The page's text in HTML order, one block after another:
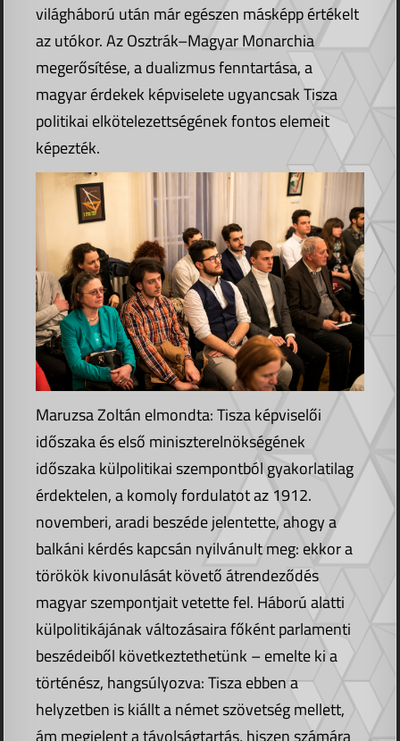
világháború után már egészen másképp értékelt
az utókor. Az Osztrák–Magyar Monarchia
megerősítése, a dualizmus fenntartása, a
magyar érdekek képviselete ugyancsak Tisza
politikai elkötelezettségének fontos elemeit
képezték.
Maruzsa Zoltán elmondta: Tisza képviselői
időszaka és első miniszterelnökségének
időszaka külpolitikai szempontból gyakorlatilag
érdektelen, a komoly fordulatot az 1912.
novemberi, aradi beszéde jelentette, ahogy a
balkáni kérdés kapcsán nyilvánult meg: ekkor a
törökök kivonulását követő átrendeződés
magyar szempontjait vetette fel. Háború alatti
külpolitikájának változásaira főként parlamenti
beszédeiből következtethetünk – emelte ki a
történész, hangsúlyozva: Tisza ebben a
helyzetben is kiállt a német szövetség mellett,
ám megjelent a távolságtartás, hiszen számára